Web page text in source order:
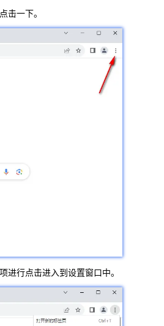
击一下。
行点击进入到设置窗口中。